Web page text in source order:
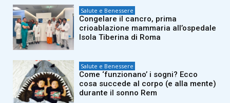
Salute e Benessere
Congelare il cancro, prima
crioablazione mammaria all’ospedale
Isola Tiberina di Roma
Salute e Benessere
Come ‘funzionano’ i sogni? Ecco
cosa succede al corpo (e alla mente)
durante il sonno Rem